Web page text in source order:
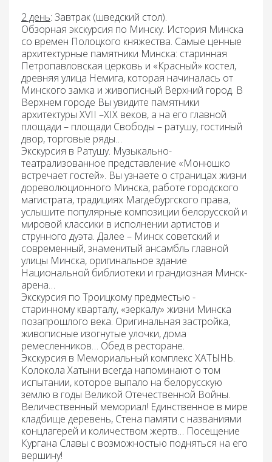
2 день: Завтрак (шведский стол).
Обзорная экскурсия по Минску. История Минска
со времен Полоцкого княжества. Самые ценные
архитектурные памятники Минска: старинная
Петропавловская церковь и «Красный» костел,
древняя улица Немига, которая начиналась от
Минского замка и живописный Верхний город. В
Верхнем городе Вы увидите памятники
архитектуры XVII –XIX веков, а на его главной
площади – площади Свободы – ратушу, гостиный
двор, торговые ряды…
Экскурсия в Ратушу. Музыкально-
театрализованное представление «Монюшко
встречает гостей». Вы узнаете о страницах жизни
дореволюционного Минска, работе городского
магистрата, традициях Магдебургского права,
услышите популярные композиции белорусской и
мировой классики в исполнении артистов и
струнного дуэта. Далее – Минск советский и
современный, знаменитый ансамбль главной
улицы Минска, оригинальное здание
Национальной библиотеки и грандиозная Минск-
арена…
Экскурсия по Троицкому предместью -
старинному кварталу, «зеркалу» жизни Минска
позапрошлого века. Оригинальная застройка,
живописные изогнутые улочки, дома
ремесленников… Обед в ресторане.
Экскурсия в Мемориальный комплекс ХАТЫНЬ.
Колокола Хатыни всегда напоминают о том
испытании, которое выпало на белорусскую
землю в годы Великой Отечественной Войны.
Величественный мемориал! Единственное в мире
кладбище деревень, Стена памяти с названиями
концлагерей и количеством жертв… Посещение
Кургана Славы с возможностью подняться на его
вершину!